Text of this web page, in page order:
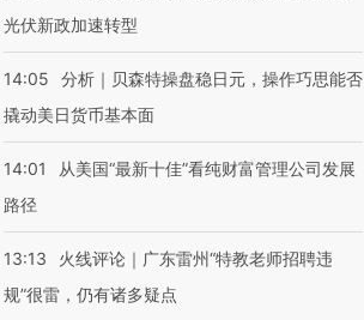
光伏新政加速转型
14:05
分析｜贝森特操盘稳日元，操作巧思能否
撬动美日货币基本面
14:01
从美国“最新十佳”看纯财富管理公司发展
路径
13:13
火线评论｜广东雷州“特教老师招聘违
规”很雷，仍有诸多疑点